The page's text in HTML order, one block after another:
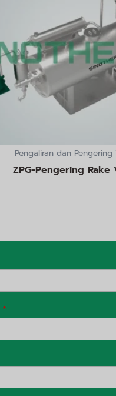
Pengaliran dan Pengering
ZPG-Pengering Rake
*